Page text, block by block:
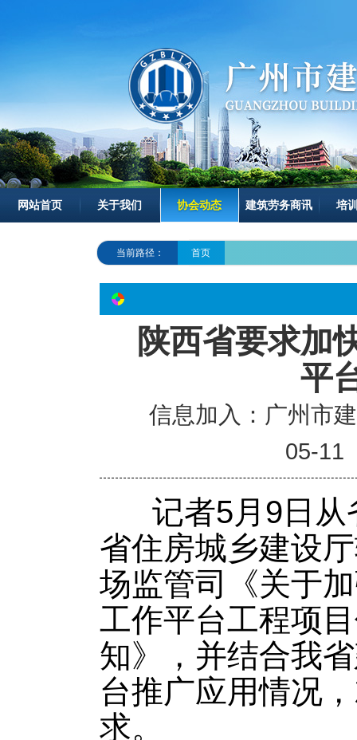
网站首页 关于我们 协会动态 建筑劳务商讯 培
当前路径： 首页
陕西省要求加
平
信息加入：广州市
05-11
记者5月9日从
省住房城乡建设
场监管司《关于
工作平台工程项
知》，并结合我
台推广应用情况
求。